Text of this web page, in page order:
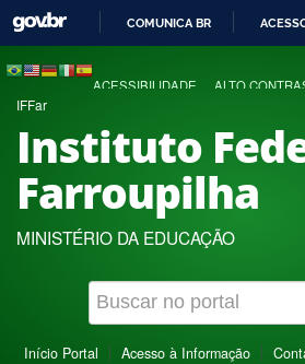
COMUNICA BR
ACESSIBILIDADE ALTO
IFFar
Instituto
Farroupilha
MINISTÉRIO DA EDUCAÇÃO
Início Portal Acesso à Informação